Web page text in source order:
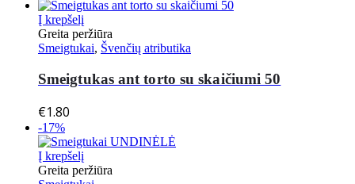
Į krepšelį
Greita peržiūra
Smeigtukai, Švenčių atributika
Smeigtukas ant torto su skaičiumi 50
€1.80
-17%
Į krepšelį
Greita peržiūra